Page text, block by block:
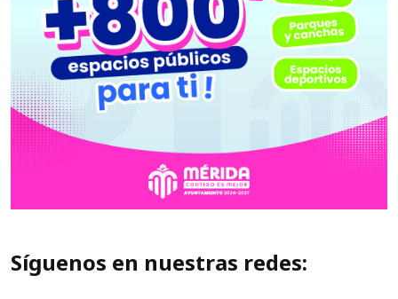
Síguenos en nuestras redes: